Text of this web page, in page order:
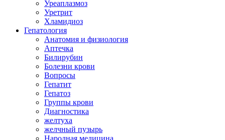
Уреаплазмоз
Уретрит
Хламидиоз
Гепатология
Анатомия и физиология
Аптечка
Билирубин
Болезни крови
Вопросы
Гепатит
Гепатоз
Группы крови
Диагностика
желтуха
желчный пузырь
Народная медицина